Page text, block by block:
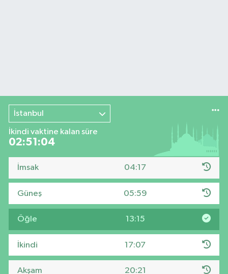
İstanbul
İkindi vaktine kalan süre
02:51:04
İmsak 04:17
Güneş 05:59
Öğle 13:15
İkindi 17:07
Akşam 20:21